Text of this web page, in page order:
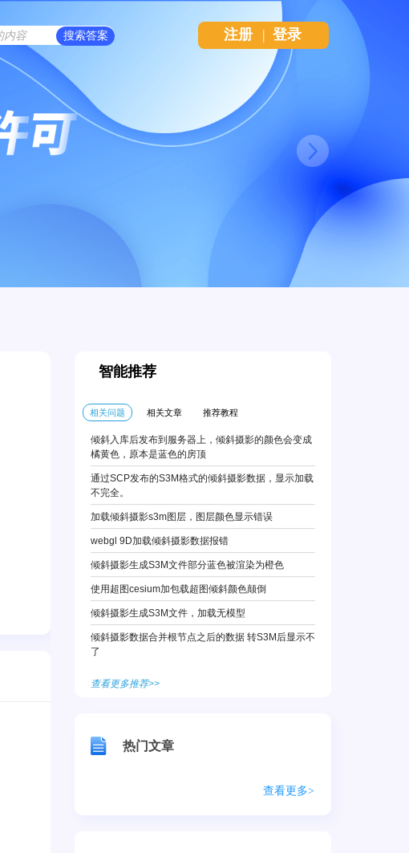
Next
注册 | 登录
智能推荐
相关问题 相关文章 推荐教程
倾斜入库后发布到服务器上，倾斜摄影的颜色会变成
橘黄色，原本是蓝色的房顶
通过SCP发布的S3M格式的倾斜摄影数据，显示加载
不完全。
加载倾斜摄影s3m图层，图层颜色显示错误
webgl 9D加载倾斜摄影数据报错
倾斜摄影生成S3M文件部分蓝色被渲染为橙色
使用超图cesium加包载超图倾斜颜色颠倒
倾斜摄影生成S3M文件，加载无模型
倾斜摄影数据合并根节点之后的数据 转S3M后显示不
了
查看更多推荐>>
热门文章
查看更多>